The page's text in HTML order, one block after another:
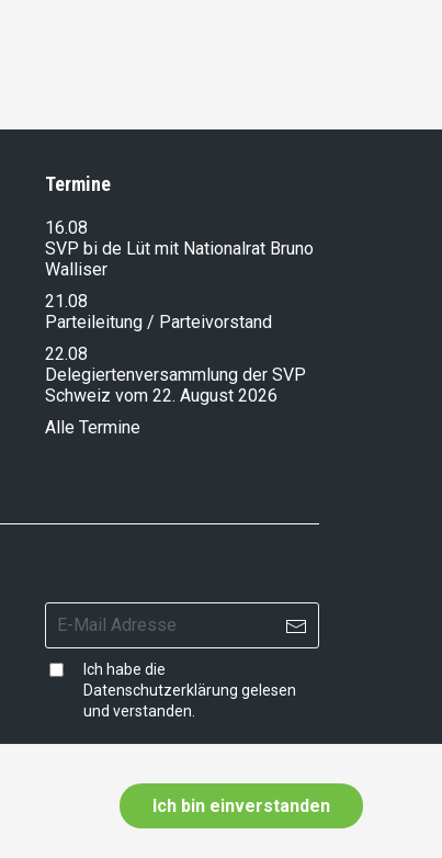
Termine
16.08
SVP bi de Lüt mit Nationalrat Bruno
Walliser
21.08
Parteileitung / Parteivorstand
22.08
Delegiertenversammlung der SVP
Schweiz vom 22. August 2026
Alle Termine
Ich habe die
Datenschutzerklärung gelesen
und verstanden.
Ich bin einverstanden